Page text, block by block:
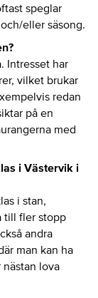
speglar
eller säsong.
Intresset har
vilket brukar
redan
på en
med
i Västervik i
i stan,
till fler stopp
andra
man kan ha
lova